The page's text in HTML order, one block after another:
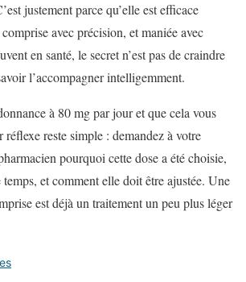
justement parce qu’elle est efficace
avec précision, et maniée avec
en santé, le secret n’est pas de craindre
l’accompagner intelligemment.
à 80 mg par jour et que cela vous
reste simple : demandez à votre
pourquoi cette dose a été choisie,
et comment elle doit être ajustée. Une
est déjà un traitement un peu plus léger